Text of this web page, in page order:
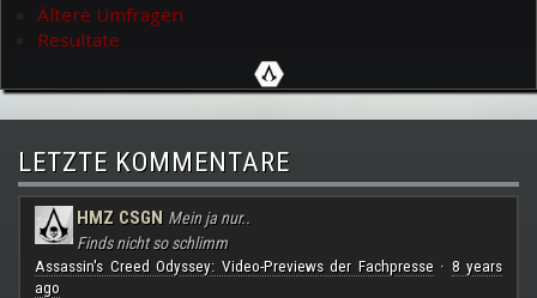
Ältere Umfragen
Resultate
LETZTE KOMMENTARE
HMZ CSGN Mein ja nur..
Finds nicht so schlimm
Assassin's Creed Odyssey: Video-Previews der Fachpresse· 8 years
ago